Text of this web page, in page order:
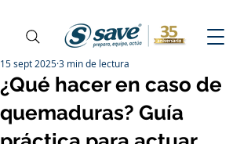
¿Qué hacer en caso de
quemaduras? Guía
15 sept 20253 min de lectura